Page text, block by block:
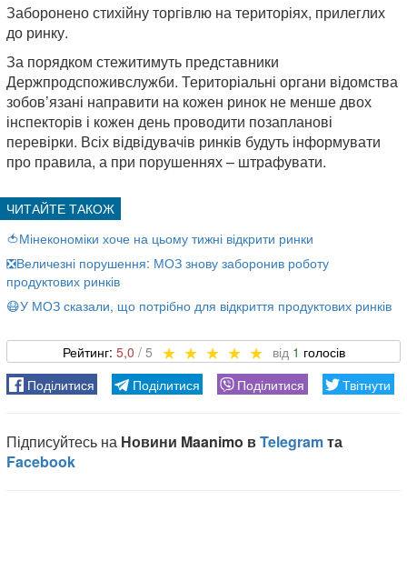
Заборонено стихійну торгівлю на територіях, прилеглих
до ринку.
За порядком стежитимуть представники
Держпродспоживслужби. Територіальні органи відомства
зобов’язані направити на кожен ринок не менше двох
інспекторів і кожен день проводити позапланові
перевірки. Всіх відвідувачів ринків будуть інформувати
про правила, а при порушеннях – штрафувати.
🍅Мінекономіки хоче на цьому тижні відкрити ринки
❎Величезні порушення: МОЗ знову заборонив роботу
продуктових ринків
😷У МОЗ сказали, що потрібно для відкриття продуктових ринків
5,0 1